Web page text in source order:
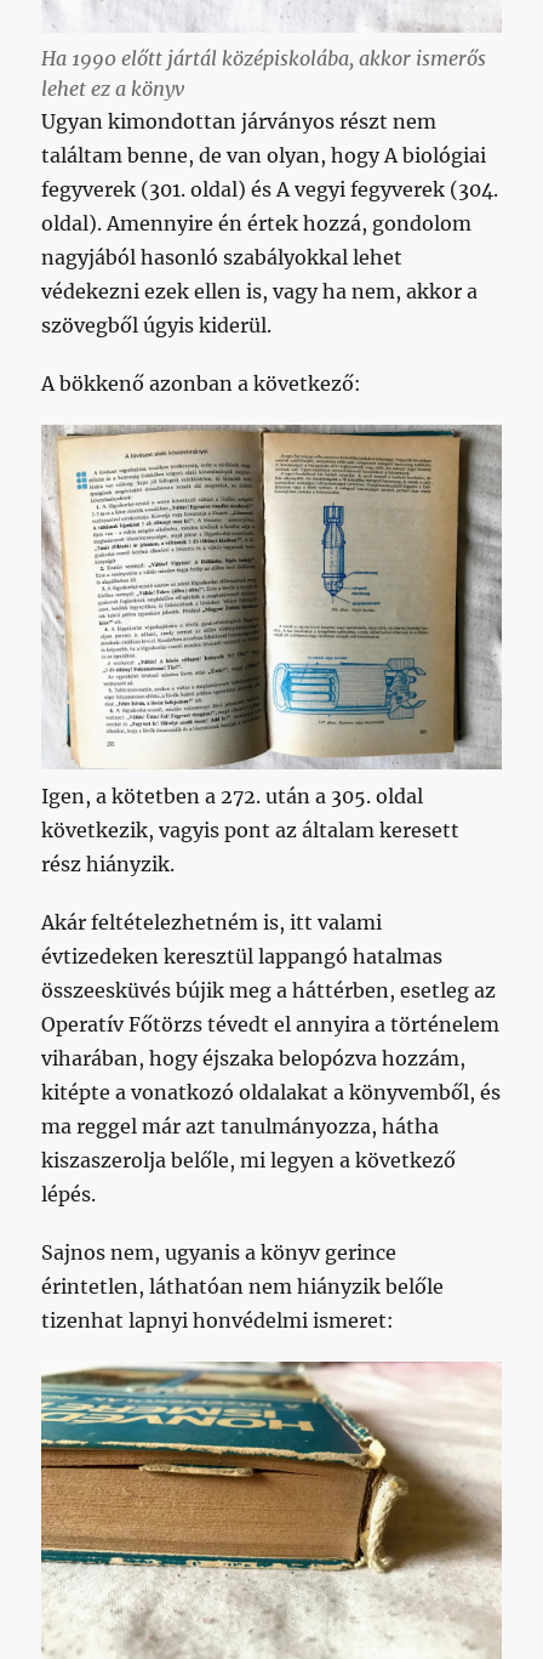
Ha 1990 előtt jártál középiskolába, akkor ismerős
lehet ez a könyv
Ugyan kimondottan járványos részt nem
találtam benne, de van olyan, hogy A biológiai
fegyverek (301. oldal) és A vegyi fegyverek (304.
oldal). Amennyire én értek hozzá, gondolom
nagyjából hasonló szabályokkal lehet
védekezni ezek ellen is, vagy ha nem, akkor a
szövegből úgyis kiderül.
A bökkenő azonban a következő:
Igen, a kötetben a 272. után a 305. oldal
következik, vagyis pont az általam keresett
rész hiányzik.
Akár feltételezhetném is, itt valami
évtizedeken keresztül lappangó hatalmas
összeesküvés bújik meg a háttérben, esetleg az
Operatív Főtörzs tévedt el annyira a történelem
viharában, hogy éjszaka belopózva hozzám,
kitépte a vonatkozó oldalakat a könyvemből, és
ma reggel már azt tanulmányozza, hátha
kiszaszerolja belőle, mi legyen a következő
lépés.
Sajnos nem, ugyanis a könyv gerince
érintetlen, láthatóan nem hiányzik belőle
tizenhat lapnyi honvédelmi ismeret: